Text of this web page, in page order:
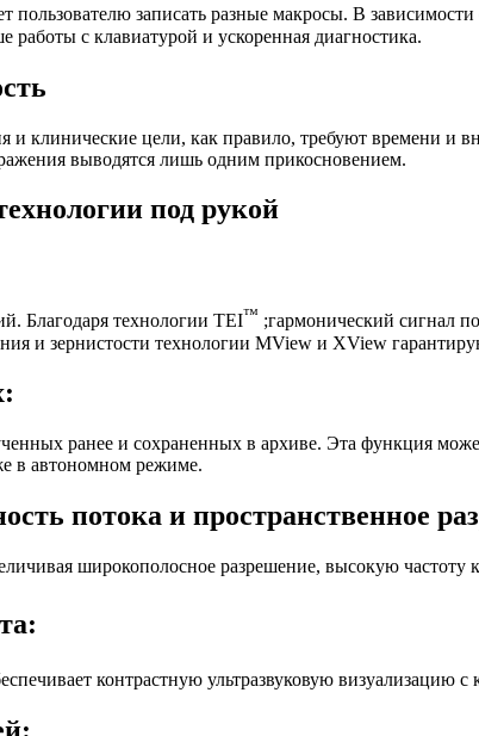
пользователю записать разные макросы. В
с клавиатурой и ускоренная диагностика.
и клинические цели, как правило, требуют времени и
выводятся лишь одним прикосновением.
под рукой
Благодаря технологии TEI™ ;гармонический сигнал
и зернистости технологии MView и XView
ранее и сохраненных в архиве. Эта функция
в автономном режиме.
потока и пространственное
широкополосное разрешение, высокую
контрастную ультразвуковую визуализацию